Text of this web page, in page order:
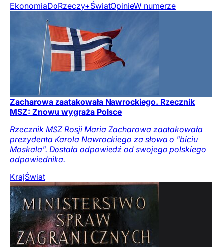
EkonomiaDoRzeczy+ŚwiatOpinieW numerze
Zacharowa zaatakowała Nawrockiego. Rzecznik
MSZ: Znowu wygraża Polsce
Rzecznik MSZ Rosji Maria Zacharowa zaatakowała
prezydenta Karola Nawrockiego za słowa o "biciu
Moskala". Dostała odpowiedź od swojego polskiego
odpowiednika.
KrajŚwiat